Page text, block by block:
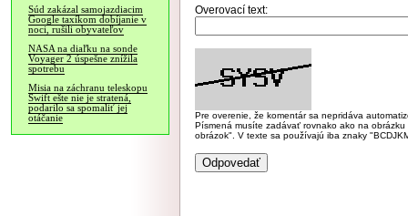
Súd zakázal samojazdiacim
Google taxíkom dobíjanie v
noci, rušili obyvateľov
NASA na diaľku na sonde
Voyager 2 úspešne znížila
spotrebu
Misia na záchranu teleskopu
Swift ešte nie je stratená,
podarilo sa spomaliť jej
otáčanie
Overovací text:
Pre overenie, že komentár sa nepridáva
Písmená musíte zadávať rovnako ako na
obrázok". V texte sa používajú iba znaky